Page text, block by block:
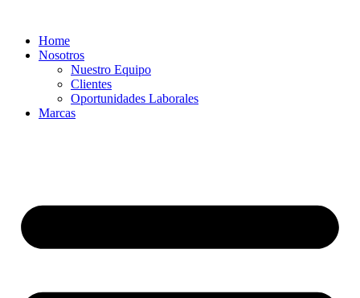
contenidoHome
Nosotros
Nuestro Equipo
Clientes
Oportunidades Laborales
Marcas